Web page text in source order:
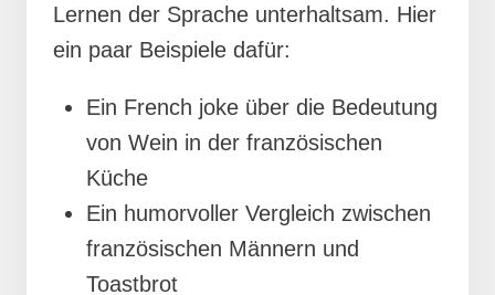
Lernen der Sprache unterhaltsam. Hier
ein paar Beispiele dafür:
Ein French joke über die Bedeutung
von Wein in der französischen
Küche
Ein humorvoller Vergleich zwischen
französischen Männern und
Toastbrot